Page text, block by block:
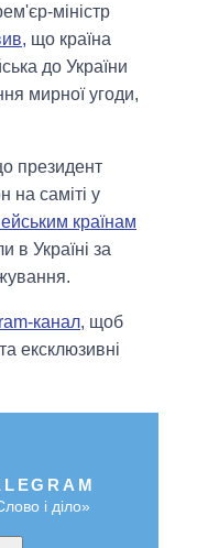
міністр
що країна
до України
мирної угоди,
президент
на саміті у
країнам
в Україні за
канал, щоб
ексклюзивні
і діло»